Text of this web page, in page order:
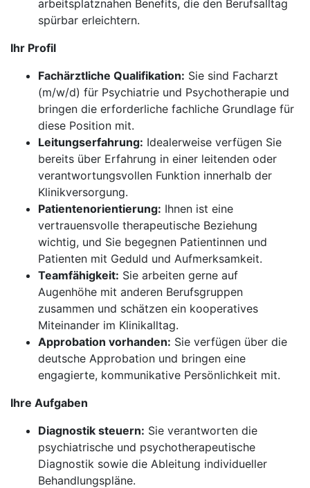
arbeitsplatznahen Benefits, die den Berufsalltag
spürbar erleichtern.
Ihr Profil
Fachärztliche Qualifikation: Sie sind Facharzt
(m/w/d) für Psychiatrie und Psychotherapie und
bringen die erforderliche fachliche Grundlage für
diese Position mit.
Leitungserfahrung: Idealerweise verfügen Sie
bereits über Erfahrung in einer leitenden oder
verantwortungsvollen Funktion innerhalb der
Klinikversorgung.
Patientenorientierung: Ihnen ist eine
vertrauensvolle therapeutische Beziehung
wichtig, und Sie begegnen Patientinnen und
Patienten mit Geduld und Aufmerksamkeit.
Teamfähigkeit: Sie arbeiten gerne auf
Augenhöhe mit anderen Berufsgruppen
zusammen und schätzen ein kooperatives
Miteinander im Klinikalltag.
Approbation vorhanden: Sie verfügen über die
deutsche Approbation und bringen eine
engagierte, kommunikative Persönlichkeit mit.
Ihre Aufgaben
Diagnostik steuern: Sie verantworten die
psychiatrische und psychotherapeutische
Diagnostik sowie die Ableitung individueller
Behandlungspläne.